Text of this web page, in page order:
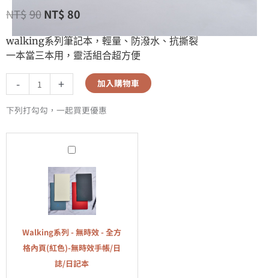
NT$90 NT$ 80
walking系列筆記本，輕量、防潑水、抗撕裂
一本當三本用，靈活組合超方便
- + 加入購物車
下列打勾勾，一起買更優惠
Walking
系
列
-
無
時
效
-
Walking系列 - 無時效 - 全方
格內頁(紅色)-無時效手帳/日
誌/日記本